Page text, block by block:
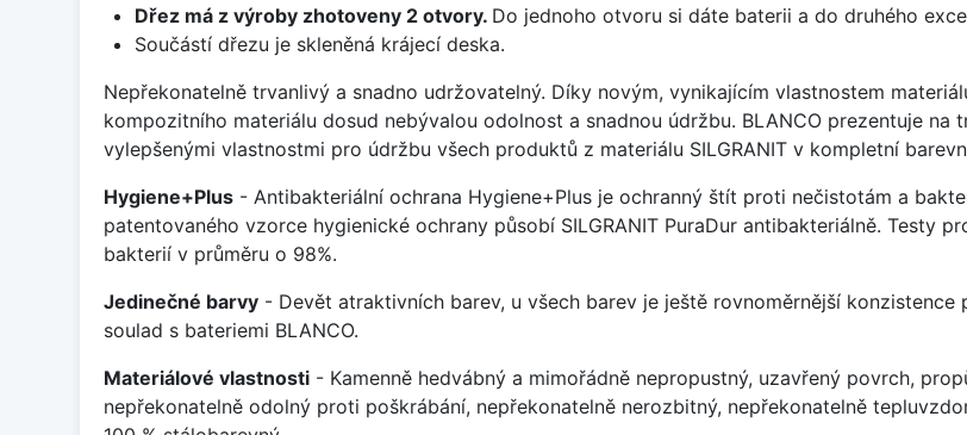
Dřez má z výroby zhotoveny 2 otvory. Do jednoho otvoru si dáte baterii a do druhého
Součástí dřezu je skleněná krájecí deska.
Nepřekonatelně trvanlivý a snadno udržovatelný. Díky novým, vynikajícím vlastnostem
kompozitního materiálu dosud nebývalou odolnost a snadnou údržbu. BLANCO prezentuje
vylepšenými vlastnostmi pro údržbu všech produktů z materiálu SILGRANIT v kompletní
Hygiene+Plus - Antibakteriální ochrana Hygiene+Plus je ochranný štít proti nečistotám a
patentovaného vzorce hygienické ochrany působí SILGRANIT PuraDur antibakteriálně. Testy
bakterií v průměru o 98%.
Jedinečné barvy - Devět atraktivních barev, u všech barev je ještě rovnoměrnější konzistence
soulad s bateriemi BLANCO.
Materiálové vlastnosti - Kamenně hedvábný a mimořádně nepropustný, uzavřený povrch,
nepřekonatelně odolný proti poškrábání, nepřekonatelně nerozbitný, nepřekonatelně